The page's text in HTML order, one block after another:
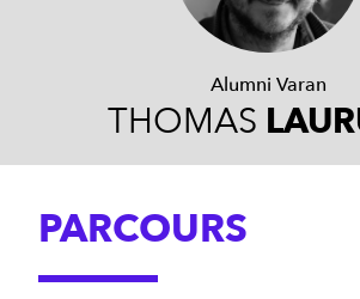
Alumni Varan
THOMAS
PARCOURS